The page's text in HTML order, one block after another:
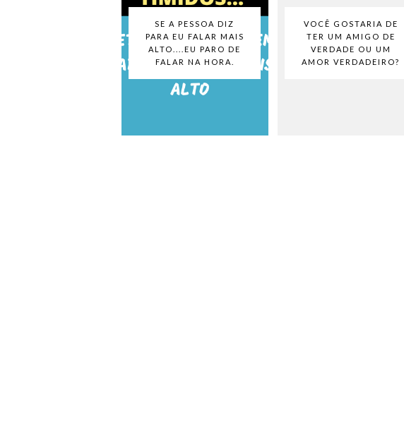
SE A PESSOA DIZ
PARA EU FALAR MAIS
ALTO....EU PARO DE
FALAR NA HORA.
VOCÊ GOSTARIA DE
TER UM AMIGO DE
VERDADE OU UM
AMOR VERDADEIRO?